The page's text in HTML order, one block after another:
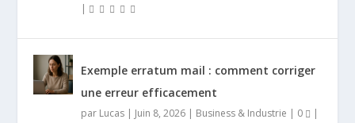
|
Exemple erratum mail : comment corriger
une erreur efficacement
par Lucas | Juin 8, 2026 | Business & Industrie | 0 |